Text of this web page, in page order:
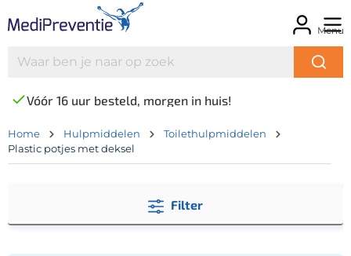
Menu
Vóór 16 uur besteld, morgen in huis!
Home Hulpmiddelen
Toilethulpmiddelen
Plastic potjes met deksel
Filter